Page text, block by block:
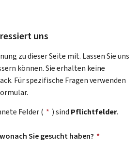
uns
zu dieser Seite mit. Lassen Sie uns
können. Sie erhalten keine
Für spezifische Fragen verwenden
Felder ( * ) sind Pflichtfelder.
Sie gesucht haben? *